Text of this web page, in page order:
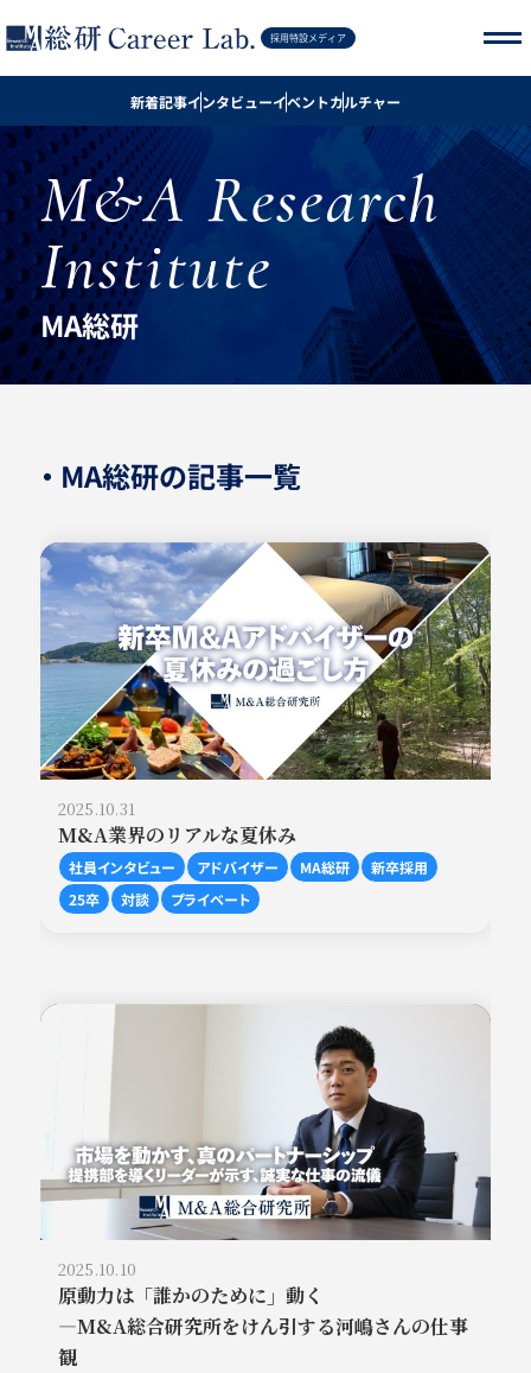
採用特設メディア
新着記事インタビューイベントカルチャー
インタビュー
カルチャー
採用サイト
M&A Research
Institute
MA総研
・ MA総研の記事一覧
2025.10.31
M&A業界のリアルな夏休み
社員インタビュー アドバイザー MA総研
新卒採用
25卒
対談 プライベート
2025.10.10
原動力は「誰かのために」動く
―M&A総合研究所をけん引する河嶋さんの仕事
観